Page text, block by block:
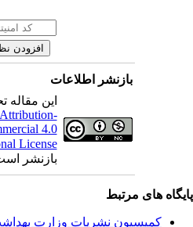
بازنشر اطلاعات
این مقاله
Attribution-
4.0
License
بازنشر است.
های مرتبط
کمیسیون نشریات وزارت بهداشت